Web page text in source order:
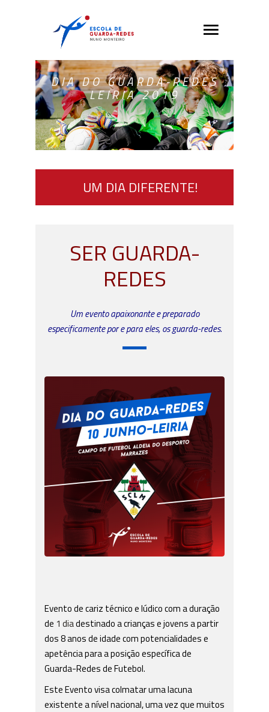
DIA DO GUARDA-REDES
LEIRIA 2019
UM DIA DIFERENTE!
SER GUARDA-
REDES
Um evento apaixonante e preparado
especificamente por e para eles, os guarda-redes.
Evento de cariz técnico e lúdico com a duração
de 1 diadestinado a crianças e jovens a partir
dos 8 anos de idade com potencialidades e
apetência para a posição específica de
Guarda-Redes de Futebol.
Este Evento visa colmatar uma lacuna
existente a nível nacional, uma vez que muitos